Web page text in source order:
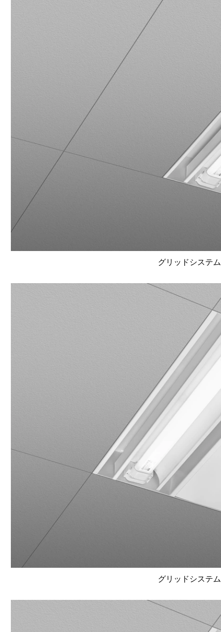
グリッドシステ
グリッドシステ